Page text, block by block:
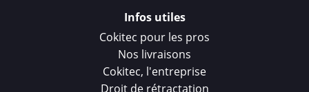
Infos utiles
Cokitec pour les pros
Nos livraisons
Cokitec, l'entreprise
Droit de rétractation